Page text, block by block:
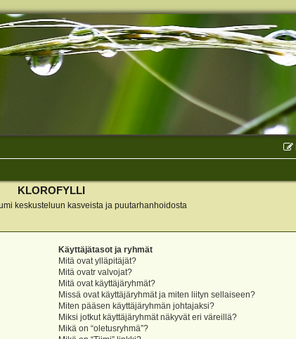
KLOROFYLLI
keskusteluun kasveista ja puutarhanhoidosta
Käyttäjätasot ja ryhmät
Mitä ovat ylläpitäjät?
Mitä ovatr valvojat?
Mitä ovat käyttäjäryhmät?
Missä ovat käyttäjäryhmät ja miten liityn sellaiseen?
Miten pääsen käyttäjäryhmän johtajaksi?
Miksi jotkut käyttäjäryhmät näkyvät eri väreillä?
Mikä on “oletusryhmä”?